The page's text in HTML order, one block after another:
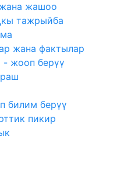
жашоо
тажрыйба
жана фактылар
- жооп берүү
билим берүү
пикир